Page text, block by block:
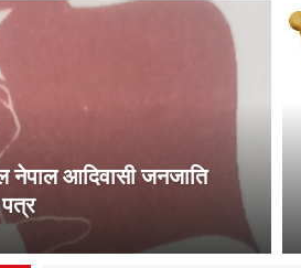
नेपाल आदिवासी जनजाति